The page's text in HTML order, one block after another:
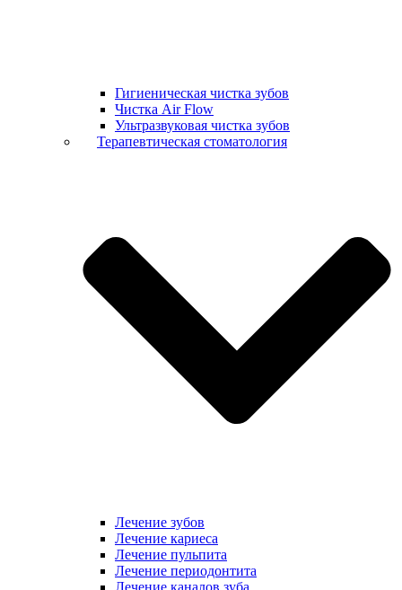
Гигиеническая чистка зубов
Чистка Air Flow
Ультразвуковая чистка зубов
Терапевтическая стоматология
Лечение зубов
Лечение кариеса
Лечение пульпита
Лечение периодонтита
Лечение каналов зуба